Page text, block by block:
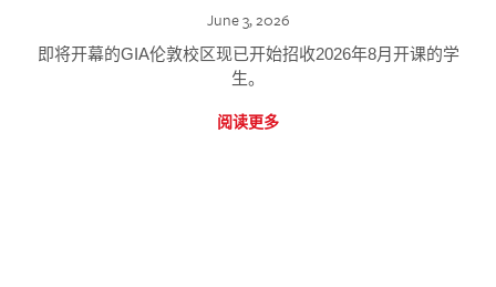
June 3, 2026
即将开幕的GIA伦敦校区现已开始招收2026年8月开课的学
生。
阅读更多